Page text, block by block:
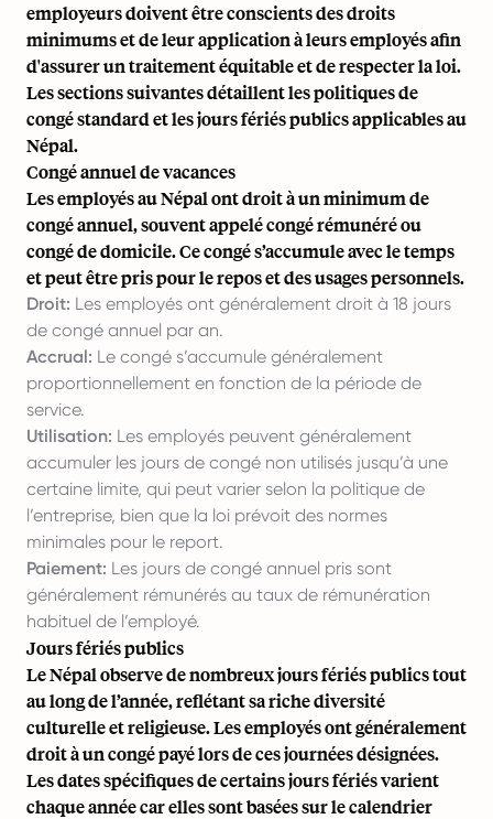
employeurs doivent être conscients des droits
minimums et de leur application à leurs employés afin
d'assurer un traitement équitable et de respecter la loi.
Les sections suivantes détaillent les politiques de
congé standard et les jours fériés publics applicables au
Népal.
Congé annuel de vacances
Les employés au Népal ont droit à un minimum de
congé annuel, souvent appelé congé rémunéré ou
congé de domicile. Ce congé s’accumule avec le temps
et peut être pris pour le repos et des usages personnels.
Droit: Les employés ont généralement droit à 18 jours
de congé annuel par an.
Accrual: Le congé s’accumule généralement
proportionnellement en fonction de la période de
service.
Utilisation: Les employés peuvent généralement
accumuler les jours de congé non utilisés jusqu’à une
certaine limite, qui peut varier selon la politique de
l’entreprise, bien que la loi prévoit des normes
minimales pour le report.
Paiement: Les jours de congé annuel pris sont
généralement rémunérés au taux de rémunération
habituel de l’employé.
Jours fériés publics
Le Népal observe de nombreux jours fériés publics tout
au long de l’année, reflétant sa riche diversité
culturelle et religieuse. Les employés ont généralement
droit à un congé payé lors de ces journées désignées.
Les dates spécifiques de certains jours fériés varient
chaque année car elles sont basées sur le calendrier